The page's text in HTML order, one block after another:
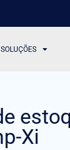
SOLUÇÕES
Xi